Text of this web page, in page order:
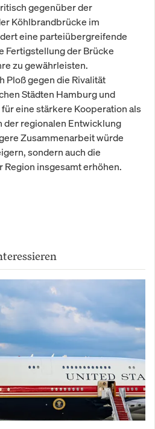
gegenüber der
Köhlbrandbrücke im
eine parteiübergreifende
Fertigstellung der Brücke
zu gewährleisten.
Ploß gegen die Rivalität
Städten Hamburg und
eine stärkere Kooperation als
der regionalen Entwicklung
Zusammenarbeit würde
sondern auch die
insgesamt erhöhen.